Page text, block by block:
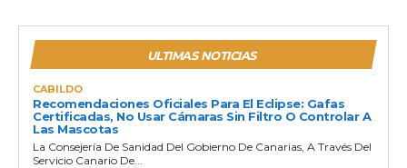
ULTIMAS NOTICIAS
CABILDO
Recomendaciones Oficiales Para El Eclipse: Gafas
Certificadas, No Usar Cámaras Sin Filtro O Controlar A
Las Mascotas
La Consejería De Sanidad Del Gobierno De Canarias, A Través Del
Servicio Canario De...